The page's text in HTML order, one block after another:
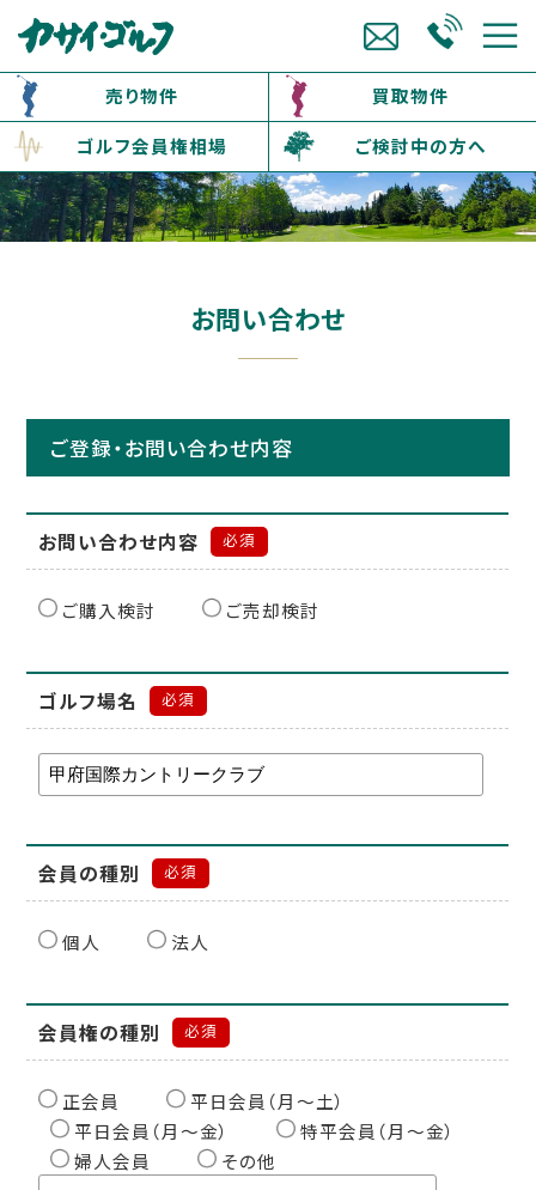
売り物件
買取物件
ゴルフ会員権相場
ご検討中の方へ
お問い合わせ
ご登録・お問い合わせ内容
お問い合わせ内容 必須
ご購入検討 ご売却検討
ゴルフ場名 必須
会員の種別 必須
個人 法人
会員権の種別 必須
正会員
平日会員（月〜土）
平日会員（月〜金）
特平会員（月〜金）
婦人会員
その他